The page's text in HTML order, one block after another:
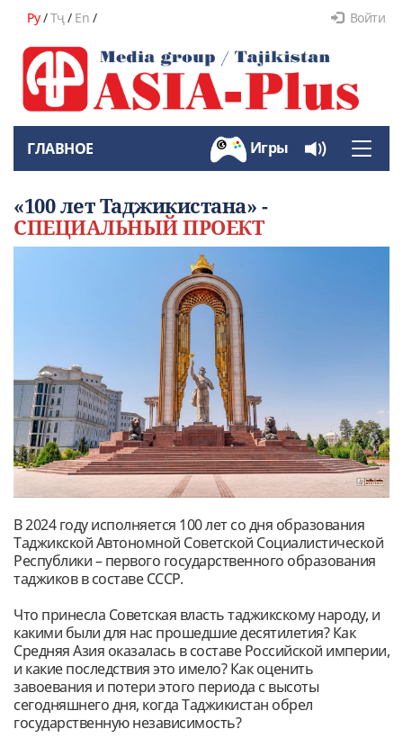
Ру/Тҷ/ En / Войти
Toggle
ГЛАВНОЕ Игры
«100 лет Таджикистана» -
СПЕЦИАЛЬНЫЙ ПРОЕКТ
В 2024 году исполняется 100 лет со дня образования
Таджикской Автономной Советской Социалистической
Республики – первого государственного образования
таджиков в составе СССР.
Что принесла Советская власть таджикскому народу, и
какими были для нас прошедшие десятилетия? Как
Средняя Азия оказалась в составе Российской империи,
и какие последствия это имело? Как оценить
завоевания и потери этого периода с высоты
сегодняшнего дня, когда Таджикистан обрел
государственную независимость?